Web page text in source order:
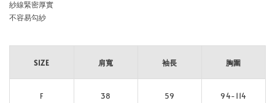
紗線緊密厚實
不容易勾紗
SIZE 肩寬 袖長 胸圍
F 38 59 94-114